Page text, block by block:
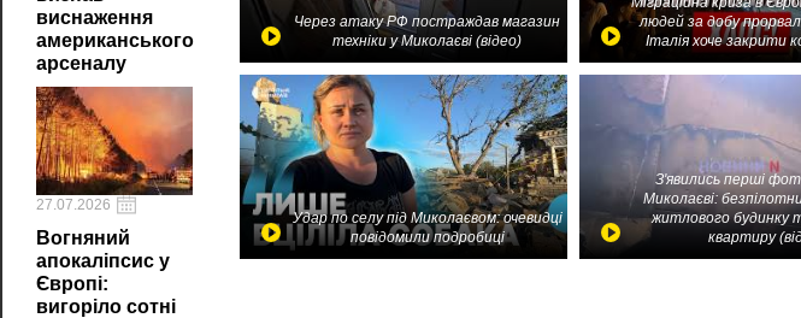
виснаження
американського
арсеналу
27.07.2026
Вогняний
апокаліпсис у
Європі:
вигоріло сотні
Через атаку РФ постраждав магазин
техніки у Миколаєві (відео)
людей за добу
Італія хоче закрити
Удар по селу під Миколаєвом: очевидці
повідомили подробиці
З'явились перші
Миколаєві:
житлового будинку
квартиру